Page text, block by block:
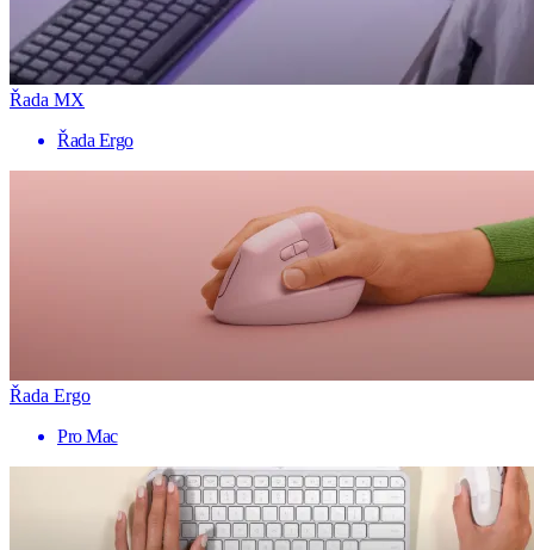
Řada MX
Řada Ergo
Řada Ergo
Pro Mac